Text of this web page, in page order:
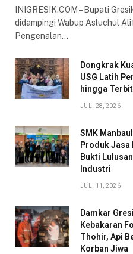
INIGRESIK.COM – Bupati
didampingi Wabup Asluchul
Pengenalan…
Dongkrak
USG Latih
hingga
JULI 28, 2026
SMK
Produk Jasa
Bukti
Industri
JULI 11, 2026
Damkar
Kebakaran
Thohir, Api
Korban Jiwa